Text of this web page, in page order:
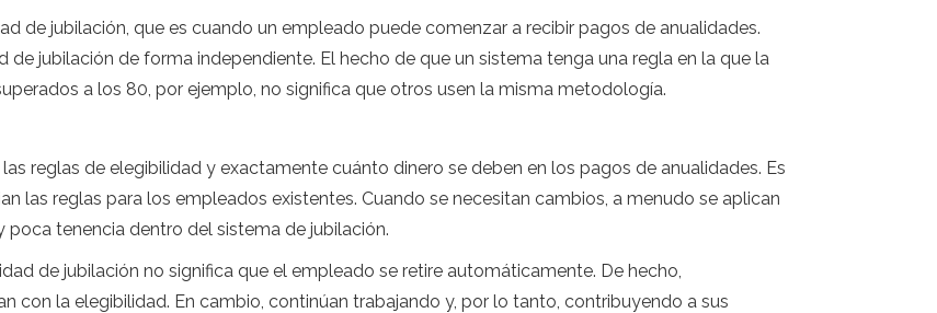
de jubilación, que es cuando un empleado puede comenzar a recibir pagos de anualidades.
jubilación de forma independiente. El hecho de que un sistema tenga una regla en la que la
a los 80, por ejemplo, no significa que otros usen la misma metodología.
reglas de elegibilidad y exactamente cuánto dinero se deben en los pagos de anualidades. Es
las reglas para los empleados existentes. Cuando se necesitan cambios, a menudo se aplican
tenencia dentro del sistema de jubilación.
de jubilación no significa que el empleado se retire automáticamente. De hecho,
con la elegibilidad. En cambio, continúan trabajando y, por lo tanto, contribuyendo a sus